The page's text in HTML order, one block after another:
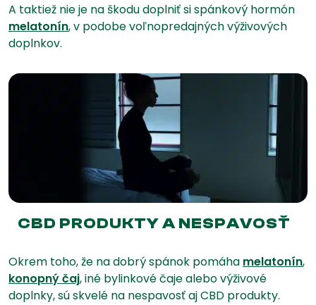
A taktiež nie je na škodu doplniť si spánkový hormón
melatonín, v podobe voľnopredajných výživových
doplnkov.
CBD PRODUKTY A NESPAVOSŤ
Okrem toho, že na dobrý spánok pomáha melatonín,
konopný čaj, iné bylinkové čaje alebo výživové
doplnky, sú skvelé na nespavosť aj CBD produkty.